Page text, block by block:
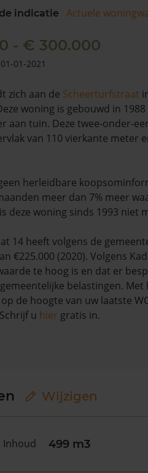
indicatie
Actuele
- € 300.000
01-2021
zich aan de Scheerturfstraat
woning is gebouwd in 1988
aan tuin. Deze twee-onder-
van 110 vierkante meter
herleidbare
meer dan 7% meer
deze woning sinds 1993 niet
14 heeft volgens de
€225.000 (2020). Volgens
te hoog is en dat er
belastingen. Met
de hoogte van uw laatste
u hier gratis in.
Wijzigen
Inhoud 499 m3